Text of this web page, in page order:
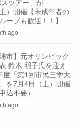
）開催【未成年者の
ープも歓迎！！】
ago
市】元オリンピック
鈴木 明子氏を迎え
度「第1回市民三学大
を7月4日（土）開催
込不要）
ago